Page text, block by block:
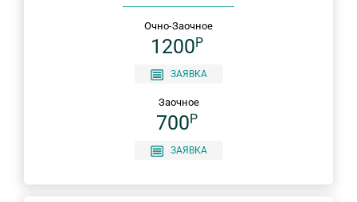
Очно-Заочное
1200P
ЗАЯВКА
Заочное
700P
ЗАЯВКА